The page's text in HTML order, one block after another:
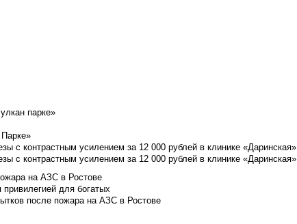
парке»
с контрастным усилением за 12 000 рублей в клинике «Даринская»
с контрастным усилением за 12 000 рублей в клинике «Даринская»
на АЗС в Ростове
для богатых
после пожара на АЗС в Ростове